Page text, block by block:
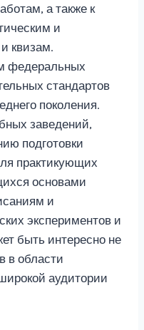
а также к
и
квизам.
федеральных
стандартов
поколения.
заведений,
подготовки
практикующих
основами
и
экспериментов и
быть интересно не
в области
аудитории